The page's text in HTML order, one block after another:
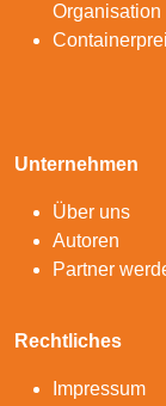
Organisation
Unternehmen
Über uns
Autoren
Partner
Rechtliches
Impressum